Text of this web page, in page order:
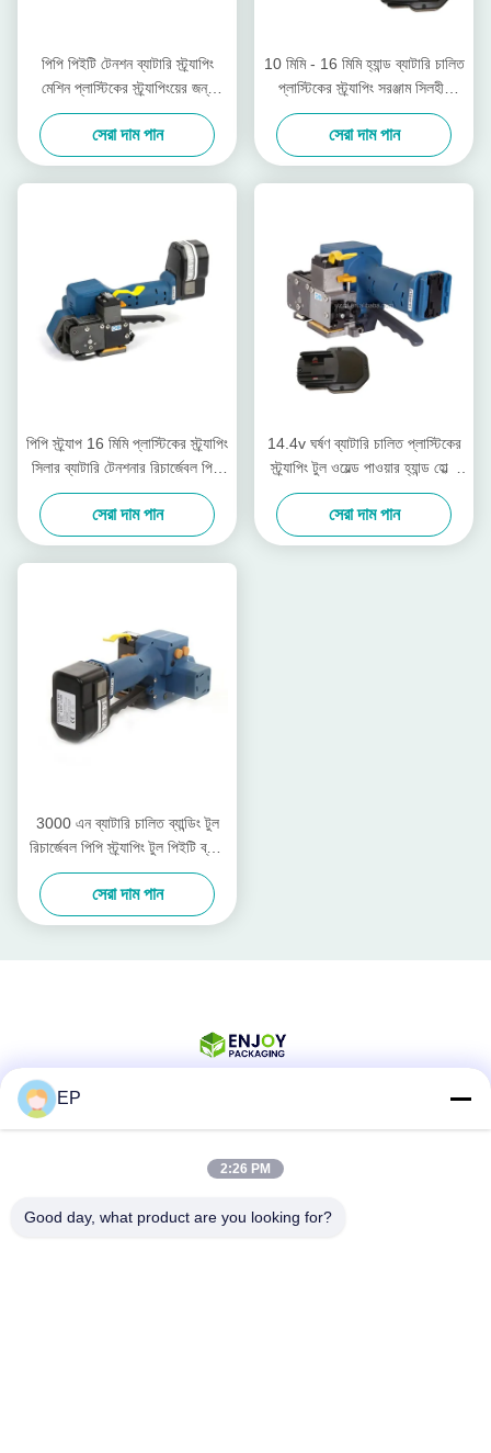
পিপি পিইটি টেনশন ব্যাটারি স্ট্র্যাপিং
মেশিন প্লাস্টিকের স্ট্র্যাপিংয়ের জন্য
3000 এন টেনশন
সেরা দাম পান
10 মিমি - 16 মিমি হ্যান্ড ব্যাটারি চালিত
প্লাস্টিকের স্ট্র্যাপিং সরঞ্জাম সিলহীন
ওয়্যারলেস ম্যানুয়াল প্যালেট স্ট্র্যাপার
সেরা দাম পান
পিপি স্ট্র্যাপ 16 মিমি প্লাস্টিকের স্ট্র্যাপিং
সিলার ব্যাটারি টেনশনার রিচার্জেবল পিপি
স্ট্র্যাপ প্যাকিং মেশিন
সেরা দাম পান
14.4v ঘর্ষণ ব্যাটারি চালিত প্লাস্টিকের
স্ট্র্যাপিং টুল ওয়েল্ড পাওয়ার হ্যান্ড হোল্ড
স্ট্র্যাপিং টুল
সেরা দাম পান
3000 এন ব্যাটারি চালিত ব্যান্ডিং টুল
রিচার্জেবল পিপি স্ট্র্যাপিং টুল পিইটি ব্যান্ড
13 মিমি - 19 মিমি
সেরা দাম পান
EP
2:26 PM
Good day, what product are you looking for?